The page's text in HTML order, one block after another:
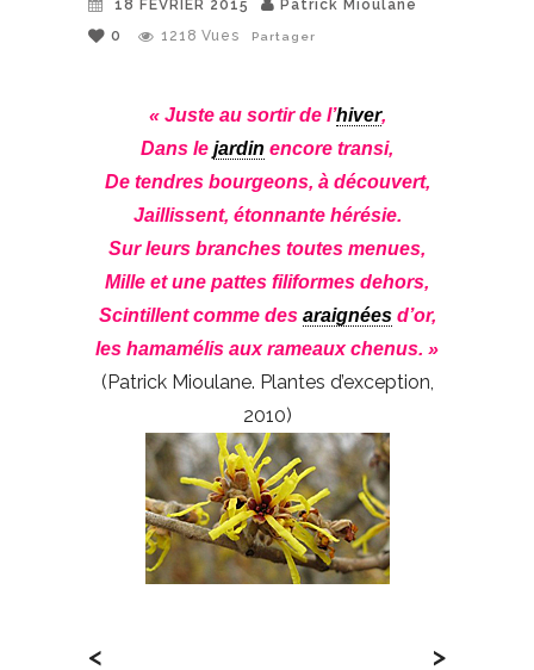
18 FÉVRIER 2015
Patrick Mioulane
0
1218 Vues Partager
« Juste au sortir de l’hiver,
Dans le jardin encore transi,
De tendres bourgeons, à découvert,
Jaillissent, étonnante hérésie.
Sur leurs branches toutes menues,
Mille et une pattes filiformes dehors,
Scintillent comme des araignéesd’or,
les hamamélis aux rameaux chenus. »
(Patrick Mioulane. Plantes d’exception,
2010)
< >